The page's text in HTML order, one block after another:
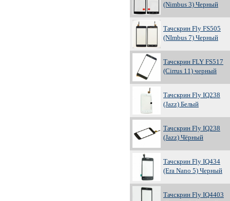
(Nimbus 3) Черный
Тачскрин Fly FS505
(NImbus 7) Черный
Тачскрин FLY FS517
(Cirrus 11) черный
Тачскрин Fly IQ238
(Jazz) Белый
Тачскрин Fly IQ238
(Jazz) Чёрный
Тачскрин Fly IQ434
(Era Nano 5) Черный
Тачскрин Fly IQ4403